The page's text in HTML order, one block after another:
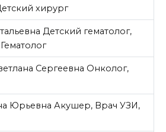
хирург
Детский гематолог,
Сергеевна Онколог,
Юрьевна Акушер, Врач УЗИ,